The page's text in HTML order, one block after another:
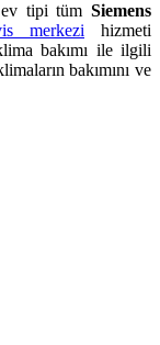
ev tipi tümSiemens
merkezi hizmeti
bakımı ile ilgili
bakımını ve